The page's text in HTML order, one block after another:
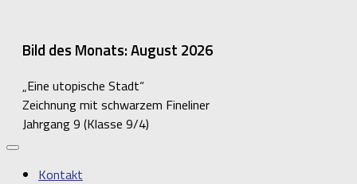
Bild des Monats: August 2026
„Eine utopische Stadt“
Zeichnung mit schwarzem Fineliner
Jahrgang 9 (Klasse 9/4)
Kontakt